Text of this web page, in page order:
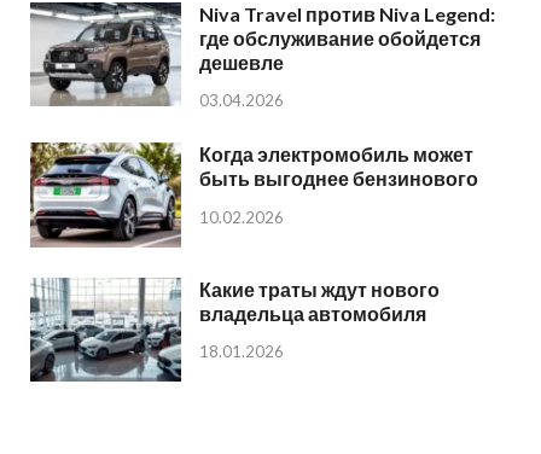
Niva Travel против Niva Legend:
где обслуживание обойдется
дешевле
03.04.2026
Когда электромобиль может
быть выгоднее бензинового
10.02.2026
Какие траты ждут нового
владельца автомобиля
18.01.2026